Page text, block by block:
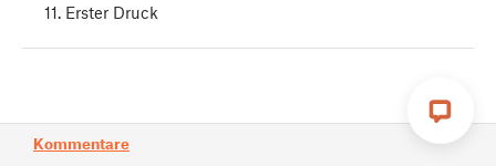
Kommentare
11. Erster Druck